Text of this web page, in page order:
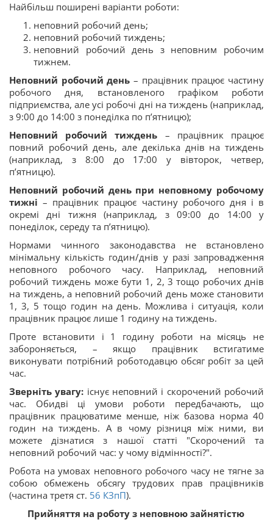
Найбільш поширені варіанти роботи:
неповний робочий день;
неповний робочий тиждень;
неповний робочий день з неповним робочим
тижнем.
Неповний робочий день – працівник працює частину
робочого дня, встановленого графіком роботи
підприємства, але усі робочі дні на тиждень (наприклад,
з 9:00 до 14:00 з понеділка по п’ятницю);
Неповний робочий тиждень – працівник працює
повний робочий день, але декілька днів на тиждень
(наприклад, з 8:00 до 17:00 у вівторок, четвер,
п’ятницю).
Неповний робочий день при неповному робочому
тижні – працівник працює частину робочого дня і в
окремі дні тижня (наприклад, з 09:00 до 14:00 у
понеділок, середу та п’ятницю).
Нормами чинного законодавства не встановлено
мінімальну кількість годин/днів у разі запровадження
неповного робочого часу. Наприклад, неповний
робочий тиждень може бути 1, 2, 3 тощо робочих днів
на тиждень, а неповний робочий день може становити
1, 3, 5 тощо годин на день. Можлива і ситуація, коли
працівник працює лише 1 годину на тиждень.
Проте встановити і 1 годину роботи на місяць не
забороняється, – якщо працівник встигатиме
виконувати потрібний роботодавцю обсяг робіт за цей
час.
Зверніть увагу: існує неповний і скорочений робочий
час. Обидві ці умови роботи передбачають, що
працівник працюватиме менше, ніж базова норма 40
годин на тиждень. А в чому різниця між ними, ви
можете дізнатися з нашої статті "Скорочений та
неповний робочий час: у чому відмінності?".
Робота на умовах неповного робочого часу не тягне за
собою обмежень обсягу трудових прав працівників
(частина третя ст. 56 КЗпП).
Прийняття на роботу з неповною зайнятістю